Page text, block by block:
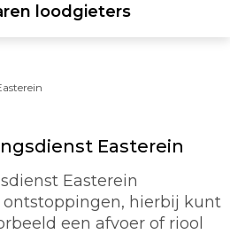
loodgieters
Easterein
Easterein
ontstoppingen, hierbij kunt
een afvoer of riool